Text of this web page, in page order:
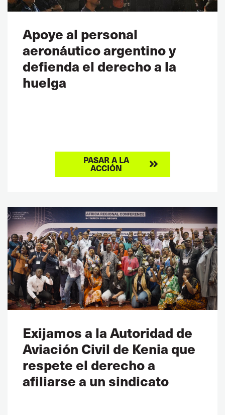
Apoye al personal
aeronáutico argentino y
defienda el derecho a la
huelga
PASAR A LA
ACCIÓN
Exijamos a la Autoridad de
Aviación Civil de Kenia que
respete el derecho a
afiliarse a un sindicato